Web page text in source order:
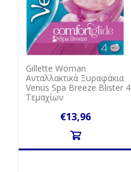
Gillette Woman
Ανταλλακτικά Ξυραφάκια
Venus Spa Breeze Blister 4
Tεμαχίων
€13,96